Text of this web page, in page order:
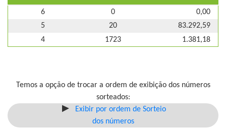
6 0
0,00
5
20
83.292,59
4
1723 1.381,18
Temos a opção de trocar a ordem de exibição dos números
sorteados:
Exibir por ordem de Sorteio
dos números